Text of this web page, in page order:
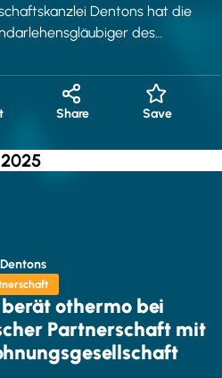
Dentons hat die
des
Share Save
Dentons
othermo bei
Partnerschaft mit